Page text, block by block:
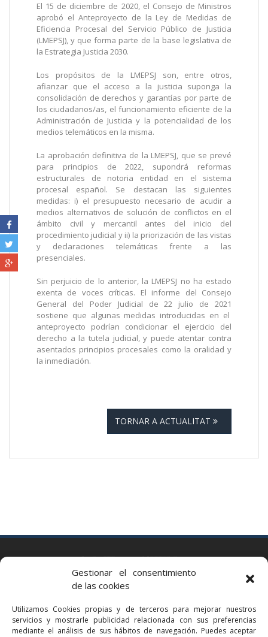
Gestionar el consentimiento
de las cookies
Utilizamos Cookies propias y de terceros para mejorar nuestros
servicios y mostrarle publicidad relacionada con sus preferencias
mediante el análisis de sus hábitos de navegación. Puedes aceptar
El 15 de diciembre de 2020, el Consejo de Ministros
aprobó el Anteproyecto de la Ley de Medidas de
Eficiencia Procesal del Servicio Público de Justicia
(LMEPSJ), y que forma parte de la base legislativa de
la Estrategia Justicia 2030.
Los propósitos de la LMEPSJ son, entre otros,
afianzar que el acceso a la justicia suponga la
consolidación de derechos y garantías por parte de
los ciudadanos/as, el funcionamiento eficiente de la
Administración de Justicia y la potencialidad de los
medios telemáticos en la misma.
La aprobación definitiva de la LMEPSJ, que se prevé
para principios de 2022, supondrá reformas
estructurales de notoria entidad en el sistema
procesal español. Se destacan las siguientes
medidas: i) el presupuesto necesario de acudir a
medios alternativos de solución de conflictos en el
ámbito civil y mercantil antes del inicio del
procedimiento judicial y ii) la priorización de las vistas
y declaraciones telemáticas frente a las
presenciales.
Sin perjuicio de lo anterior, la LMEPSJ no ha estado
exenta de voces críticas. El informe del Consejo
General del Poder Judicial de 22 julio de 2021
sostiene que algunas medidas introducidas en el
anteproyecto podrían condicionar el ejercicio del
derecho a la tutela judicial, y puede atentar contra
asentados principios procesales como la oralidad y
la inmediación.
TORNAR A ACTUALITAT
Via Augusta 2 bis, 3º, 08006 Barcelona
bcn@bellavistalegal.eu
GRANOLLERS